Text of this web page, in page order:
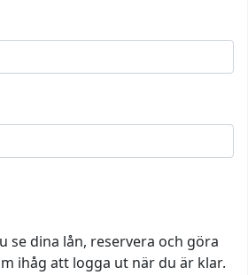
se dina lån, reservera och göra
ihåg att logga ut när du är klar.